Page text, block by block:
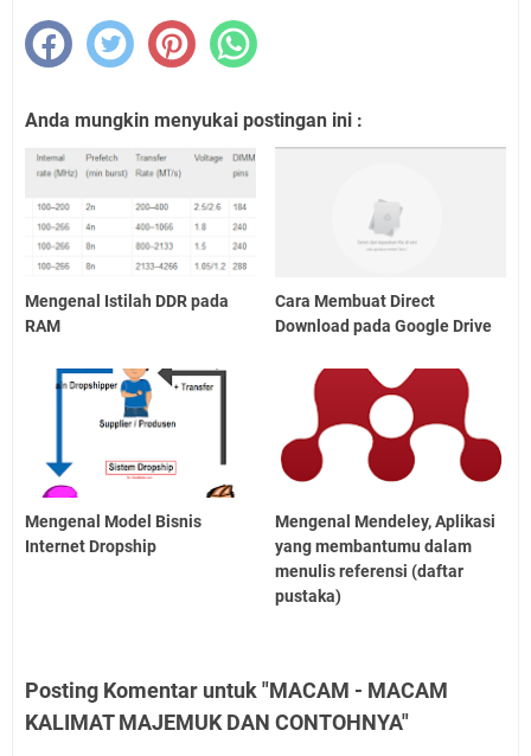
Anda mungkin menyukai postingan ini :
Mengenal Istilah DDR pada
RAM
Cara Membuat Direct
Download pada Google Drive
Mengenal Model Bisnis
Internet Dropship
Mengenal Mendeley, Aplikasi
yang membantumu dalam
menulis referensi (daftar
pustaka)
Posting Komentar untuk "MACAM - MACAM
KALIMAT MAJEMUK DAN CONTOHNYA"